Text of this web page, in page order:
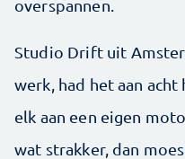
overspannen.
Studio Drift uit
werk, had het aan acht
elk aan een eigen
wat strakker, dan